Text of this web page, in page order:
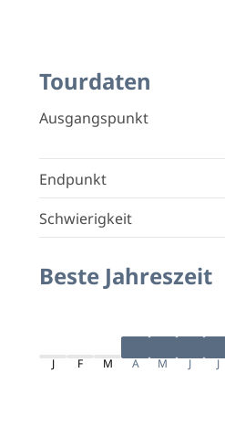
Tourdaten
Ausgangspunkt
Endpunkt
Schwierigkeit
Beste Jahreszeit
J F M A M J J